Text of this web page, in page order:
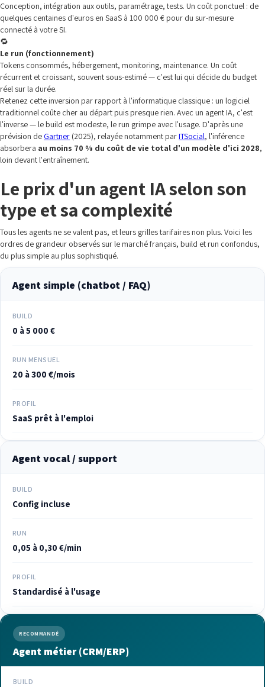
Conception, intégration aux outils, paramétrage, tests. Un coût ponctuel : de
quelques centaines d'euros en SaaS à 100 000 € pour du sur-mesure
connecté à votre SI.
🔁
Le run (fonctionnement)
Tokens consommés, hébergement, monitoring, maintenance. Un coût
récurrent et croissant, souvent sous-estimé — c'est lui qui décide du budget
réel sur la durée.
Retenez cette inversion par rapport à l'informatique classique : un logiciel
traditionnel coûte cher au départ puis presque rien. Avec un agent IA, c'est
l'inverse — le build est modeste, le run grimpe avec l'usage. D'après une
prévision de Gartner (2025), relayée notamment parITSocial, l'inférence
absorbera au moins 70 % du coût de vie total d'un modèle d'ici 2028,
loin devant l'entraînement.
Le prix d'un agent IA selon son
type et sa complexité
Tous les agents ne se valent pas, et leurs grilles tarifaires non plus. Voici les
ordres de grandeur observés sur le marché français, build et run confondus,
du plus simple au plus sophistiqué.
Agent simple (chatbot / FAQ)
BUILD
0 à 5 000 €
RUN MENSUEL
20 à 300 €/mois
PROFIL
SaaS prêt à l'emploi
Agent vocal / support
BUILD
Config incluse
RUN
0,05 à 0,30 €/min
PROFIL
Standardisé à l'usage
RECOMMANDÉ
Agent métier (CRM/ERP)
BUILD